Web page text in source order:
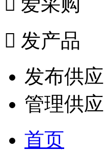
 发产品
发布供应
管理供应
首页